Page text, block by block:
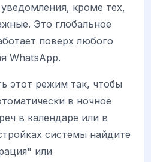
кроме тех,
Это глобальное
поверх любого
WhatsApp.
этот режим так, чтобы
в ночное
в календаре или в
системы найдите
или